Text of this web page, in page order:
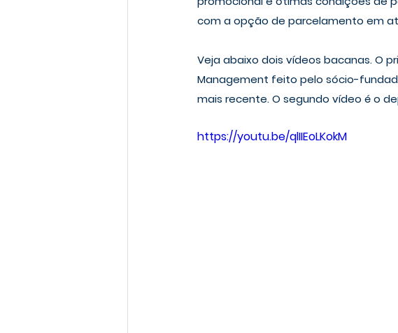
com a opção de parcelamento em
Veja abaixo dois vídeos bacanas. O
Management feito pelo sócio-
mais recente. O segundo vídeo é o
https://youtu.be/qlIIEoLKokM